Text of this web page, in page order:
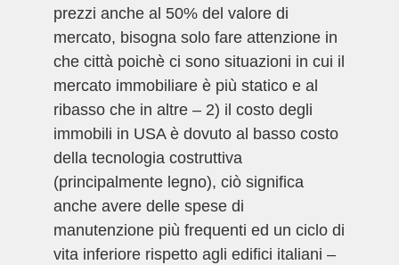
prezzi anche al 50% del valore di
mercato, bisogna solo fare attenzione in
che città poichè ci sono situazioni in cui il
mercato immobiliare è più statico e al
ribasso che in altre – 2) il costo degli
immobili in USA è dovuto al basso costo
della tecnologia costruttiva
(principalmente legno), ciò significa
anche avere delle spese di
manutenzione più frequenti ed un ciclo di
vita inferiore rispetto agli edifici italiani –